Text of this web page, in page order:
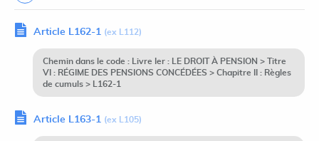
Article L162-1 (ex L112)
Chemin dans le code : Livre Ier : LE DROIT À PENSION > Titre
VI : RÉGIME DES PENSIONS CONCÉDÉES > Chapitre II : Règles
de cumuls > L162-1
Article L163-1 (ex L105)